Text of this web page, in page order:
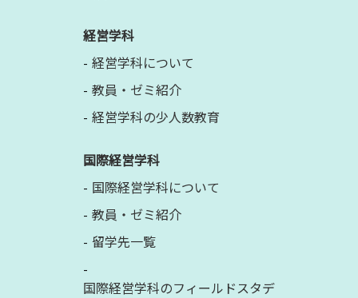
経営学科
経営学科について
教員・ゼミ紹介
経営学科の少人数教育
国際経営学科
国際経営学科について
教員・ゼミ紹介
留学先一覧
国際経営学科のフィールドスタデ